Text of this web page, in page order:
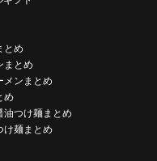
とめ
まとめ
メンまとめ
め
油つけ麺まとめ
け麺まとめ